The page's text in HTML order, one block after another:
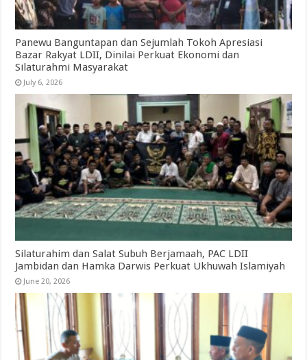
Panewu Banguntapan dan Sejumlah Tokoh Apresiasi
Bazar Rakyat LDII, Dinilai Perkuat Ekonomi dan
Silaturahmi Masyarakat
July 6, 2026
Silaturahim dan Salat Subuh Berjamaah, PAC LDII
Jambidan dan Hamka Darwis Perkuat Ukhuwah Islamiyah
June 20, 2026